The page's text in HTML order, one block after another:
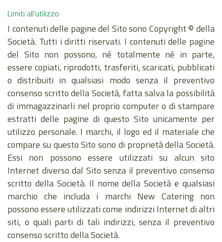
Limiti all'utilizzo
I contenuti delle pagine del Sito sono Copyright © della
Società. Tutti i diritti riservati. I contenuti delle pagine
del Sito non possono, né totalmente né in parte,
essere copiati, riprodotti, trasferiti, scaricati, pubblicati
o distribuiti in qualsiasi modo senza il preventivo
consenso scritto della Società, fatta salva la possibilità
di immagazzinarli nel proprio computer o di stampare
estratti delle pagine di questo Sito unicamente per
utilizzo personale. I marchi, il logo ed il materiale che
compare su questo Sito sono di proprietà della Società.
Essi non possono essere utilizzati su alcun sito
Internet diverso dal Sito senza il preventivo consenso
scritto della Società. Il nome della Società e qualsiasi
marchio che includa i marchi New Catering non
possono essere utilizzati come indirizzi Internet di altri
siti, o quali parti di tali indirizzi, senza il preventivo
consenso scritto della Società.